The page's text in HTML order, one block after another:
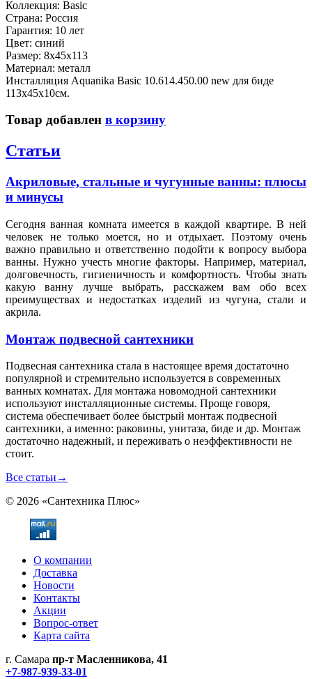
Коллекция: Basic
Страна: Россия
Гарантия: 10 лет
Цвет: синий
Размер: 8x45x113
Материал: металл
Инсталляция Aquanika Basic 10.614.450.00 new для биде
113х45х10см.
Товар добавлен в корзину
Статьи
Акриловые, стальные и чугунные ванны: плюсы
и минусы
Сегодня ванная комната имеется в каждой квартире. В ней
человек не только моется, но и отдыхает. Поэтому очень
важно правильно и ответственно подойти к вопросу выбора
ванны. Нужно учесть многие факторы. Например, материал,
долговечность, гигиеничность и комфортность. Чтобы знать
какую ванну лучше выбрать, расскажем вам обо всех
преимуществах и недостатках изделий из чугуна, стали и
акрила.
Монтаж подвесной сантехники
Подвесная сантехника стала в настоящее время достаточно
популярной и стремительно используется в современных
ванных комнатах. Для монтажа новомодной сантехники
используют инсталляционные системы. Проще говоря,
система обеспечивает более быстрый монтаж подвесной
сантехники, а именно: раковины, унитаза, биде и др. Монтаж
достаточно надежный, и переживать о неэффективности не
стоит.
Все статьи →
© 2026 «Сантехника Плюс»
О компании
Доставка
Новости
Контакты
Акции
Вопрос-ответ
Карта сайта
г. Самара пр-т Масленникова, 41
+7-987-939-33-01